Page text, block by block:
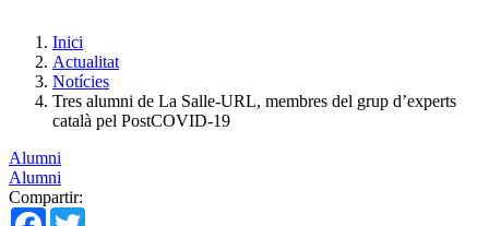
Inici
Actualitat
Notícies
Tres alumni de La Salle-URL, membres del grup d’experts
català pel PostCOVID-19
Alumni
Alumni
Compartir:
Facebook